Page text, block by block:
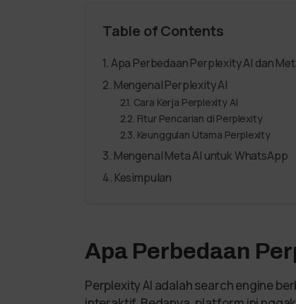
Table of Contents
Apa Perbedaan Perplexity AI dan
Mengenal Perplexity AI
Cara Kerja Perplexity AI
Fitur Pencarian di Perplexity
Keunggulan Utama Perplexity
Mengenal Meta AI untuk WhatsApp
Kesimpulan
Apa Perbedaan
Perplexity AI adalah search engine